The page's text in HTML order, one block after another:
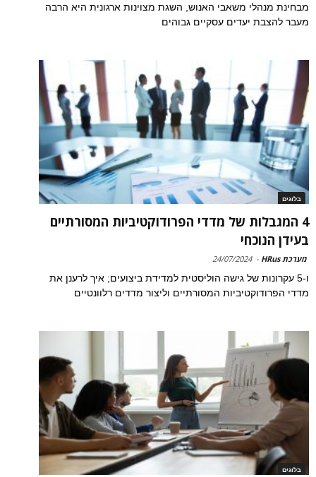
מבחינת מנהלי משאבי האנוש, השגת מצוינות ארגונית היא הרבה
מעבר להצבת יעדים עסקיים גבוהים
בלוגים
4 המגבלות של מדדי הפרודוקטיביות המסורתיים
בעידן הנוכחי
מערכת HRus -
24/07/2024
ו-5 עקרונות של גישה הוליסטית למדידת ביצועים; איך לרענן את
מדדי הפרודוקטיביות המסורתיים וליצור מדדים רלוונטיים
בלוגים